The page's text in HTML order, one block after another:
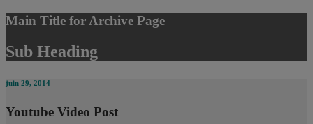
Main Title for Archive Page
Sub Heading
juin 29, 2014
Youtube Video Post